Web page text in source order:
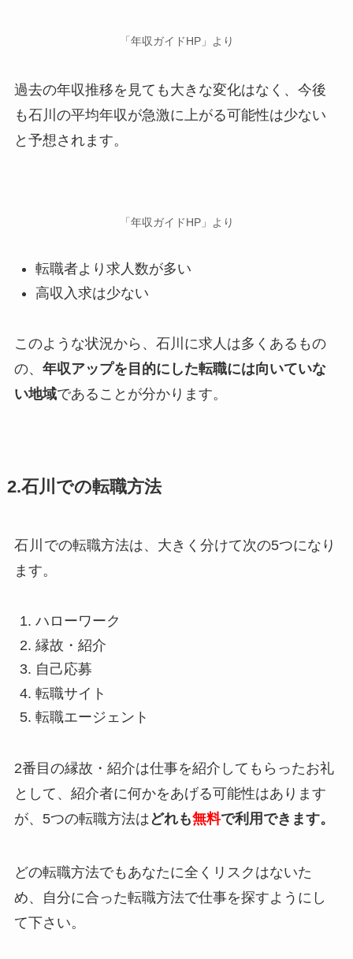
「年収ガイドHP」より
過去の年収推移を見ても大きな変化はなく、今後
も石川の平均年収が急激に上がる可能性は少ない
と予想されます。
「年収ガイドHP」より
転職者より求人数が多い
高収入求は少ない
このような状況から、石川に求人は多くあるもの
の、 年収アップを目的にした転職には向いていな
い地域であることが分かります。
2.石川での転職方法
石川 での転職方法は、大きく分けて次の5つになり
ます。
ハローワーク
縁故・紹介
自己応募
転職サイト
転職エージェント
2番目の縁故・紹介は仕事を紹介してもらったお礼
として、紹介者に何かをあげる可能性はあります
が、5つの転職方法は どれも無料で利用できます。
どの転職方法でもあなたに全くリスクはないた
め、自分に合った転職方法で仕事を探すようにし
て下さい。